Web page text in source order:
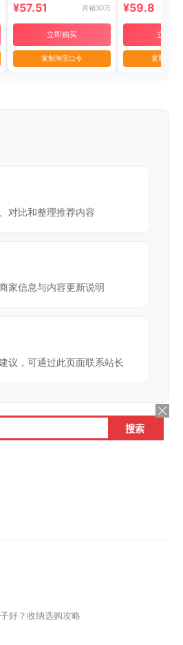
¥57.51 月销30万
立即购买
复制淘宝口令
¥59.8
立即购
复制淘宝
对比和整理推荐内容
家信息与内容更新说明
议，可通过此页面联系站长
好？收纳选购攻略